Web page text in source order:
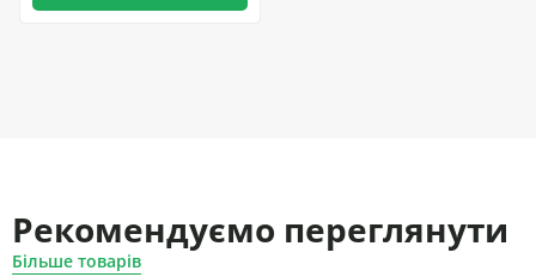
Рекомендуємо переглянути
Більше товарів